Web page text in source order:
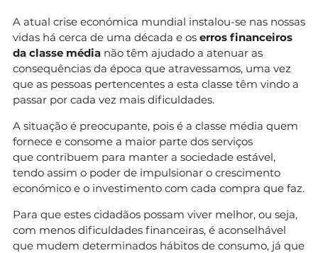
A atual crise económica mundial instalou-se nas nossas
vidas há cerca de uma década e os erros financeiros
da classe média não têm ajudado a atenuar as
consequências da época que atravessamos, uma vez
que as pessoas pertencentes a esta classe têm vindo a
passar por cada vez mais dificuldades.
A situação é preocupante, pois é a classe média quem
fornece e consome a maior parte dos serviços
que contribuem para manter a sociedade estável,
tendo assim o poder de impulsionar o crescimento
económico e o investimento com cada compra que faz.
Para que estes cidadãos possam viver melhor, ou seja,
com menos dificuldades financeiras, é aconselhável
que mudem determinados hábitos de consumo, já que